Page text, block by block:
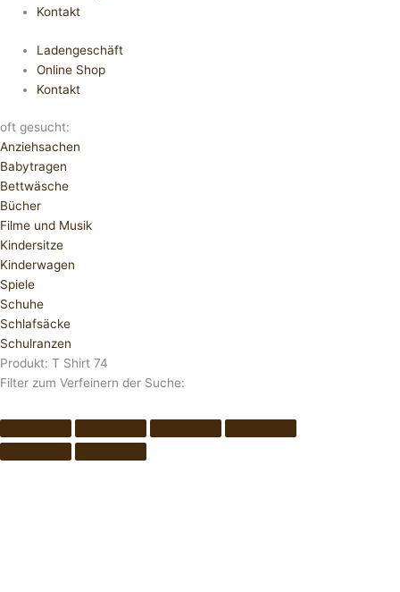
Kontakt
Ladengeschäft
Online Shop
Kontakt
oft gesucht:
Anziehsachen
Babytragen
Bettwäsche
Bücher
Filme und Musik
Kindersitze
Kinderwagen
Spiele
Schuhe
Schlafsäcke
Schulranzen
Produkt: T Shirt 74
Filter zum Verfeinern der Suche: